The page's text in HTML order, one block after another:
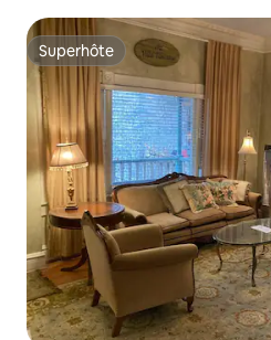
Superhôte
Superhôte